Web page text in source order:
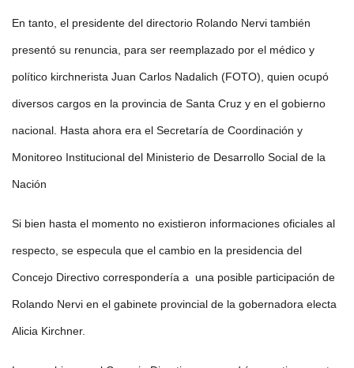
En tanto, el presidente del directorio Rolando Nervi también
presentó su renuncia, para ser reemplazado por el médico y
político kirchnerista Juan Carlos Nadalich (FOTO), quien ocupó
diversos cargos en la provincia de Santa Cruz y en el gobierno
nacional. Hasta ahora era el Secretaría de Coordinación y
Monitoreo Institucional del Ministerio de Desarrollo Social de la
Nación
Si bien hasta el momento no existieron informaciones oficiales al
respecto, se especula que el cambio en la presidencia del
Concejo Directivo correspondería a una posible participación de
Rolando Nervi en el gabinete provincial de la gobernadora electa
Alicia Kirchner.